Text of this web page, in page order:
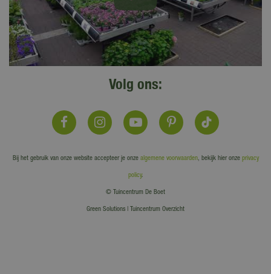
Volg ons:
Bij het gebruik van onze website accepteer je onze algemene voorwaarden, bekijk hier onze privacy
policy.
© Tuincentrum De Boet
Green Solutions Tuincentrum Overzicht